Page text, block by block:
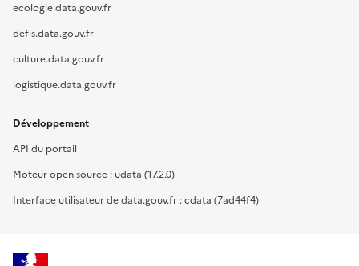
ecologie.data.gouv.fr
defis.data.gouv.fr
culture.data.gouv.fr
logistique.data.gouv.fr
Développement
API du portail
Moteur open source : udata (17.2.0)
Interface utilisateur de data.gouv.fr : cdata (7ad44f4)